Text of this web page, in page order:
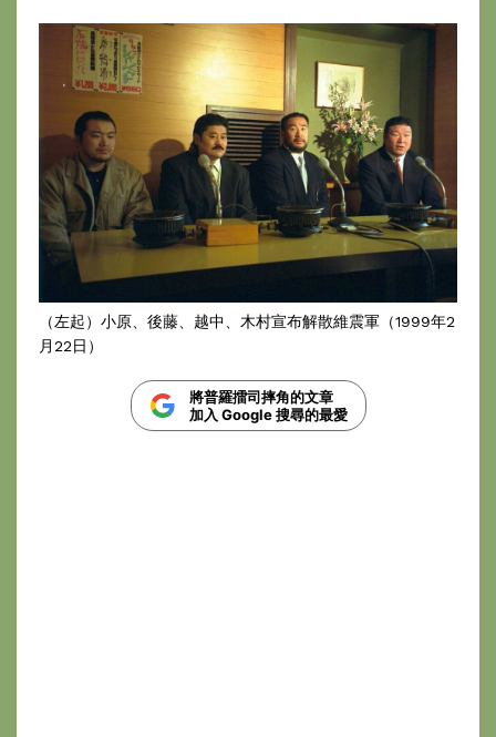
（左起）小原、後藤、越中、木村宣布解散維震軍（1999年2
月22日）
將普羅擂司摔角的文章
加入 Google 搜尋的最愛